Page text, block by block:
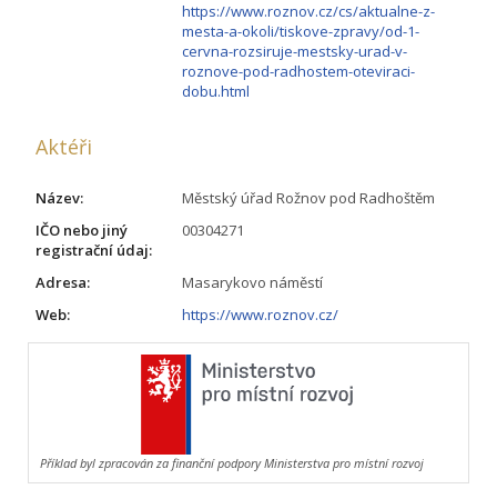
https://www.roznov.cz/cs/aktualne-z-
mesta-a-okoli/tiskove-zpravy/od-1-
cervna-rozsiruje-mestsky-urad-v-
roznove-pod-radhostem-oteviraci-
dobu.html
Aktéři
Název:
Městský úřad Rožnov pod Radhoštěm
IČO nebo jiný
registrační údaj:
00304271
Adresa:
Masarykovo náměstí
Web:
https://www.roznov.cz/
Příklad byl zpracován za finanční podpory Ministerstva pro místní rozvoj